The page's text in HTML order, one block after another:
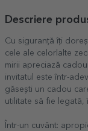
Descriere
Cu siguranță îți
cele ale celorlalte
mirii apreciază
invitatul este într-
găsești un cadou
utilitate să fie legată,
Într-un cuvânt: